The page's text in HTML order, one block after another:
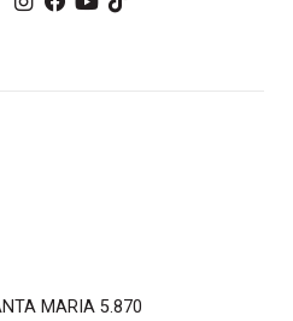
MARIA 5.870